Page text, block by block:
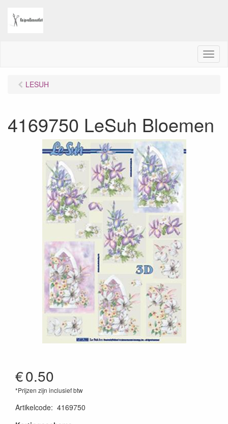
M
e
LESUH
4169750 LeSuh Bloemen
€0.50
*Prijzen zijn inclusief btw
Artikelcode: 4169750